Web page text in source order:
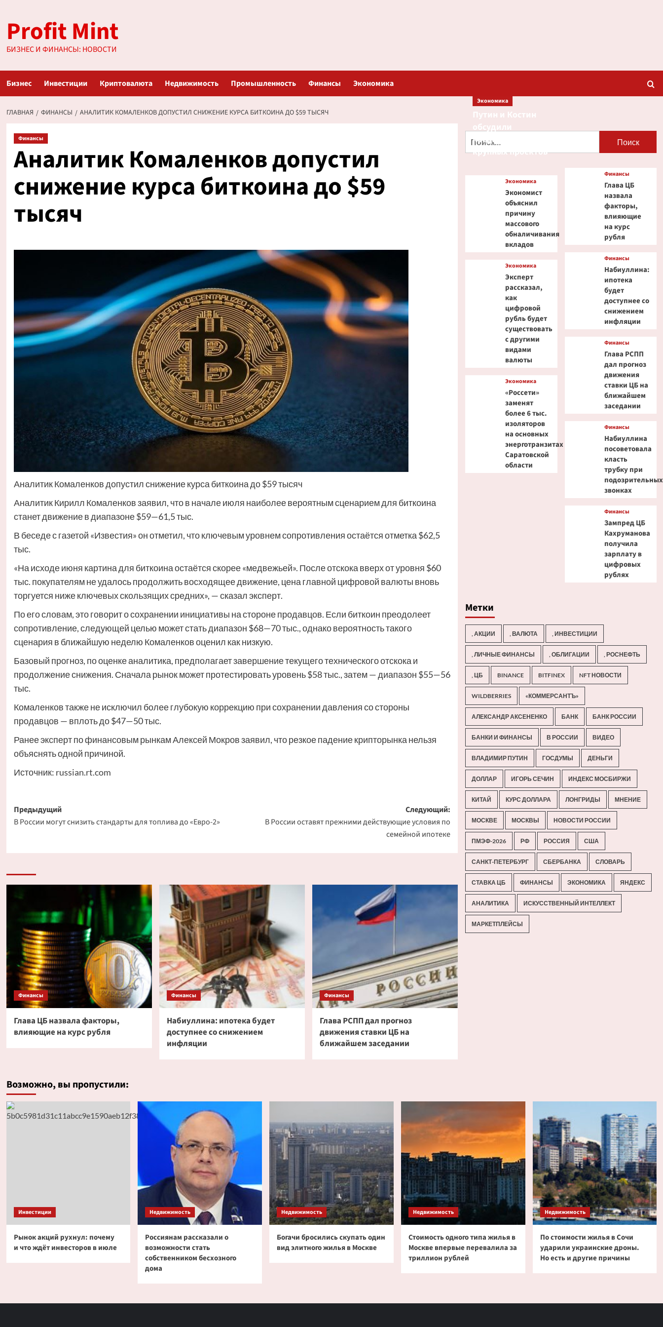
содержимому
Profit Mint
БИЗНЕС И ФИНАНСЫ: НОВОСТИ
Бизнес Инвестиции Криптовалюта Недвижимость Промышленность Финансы Экономика
ГЛАВНАЯ ФИНАНСЫ АНАЛИТИК КОМАЛЕНКОВ ДОПУСТИЛ СНИЖЕНИЕ КУРСА БИТКОИНА ДО $59 ТЫСЯЧ
Финансы
Аналитик Комаленков допустил
снижение курса биткоина до $59
тысяч
Аналитик Комаленков допустил снижение курса биткоина до $59 тысяч
Аналитик Кирилл Комаленков заявил, что в начале июля наиболее вероятным сценарием для биткоина
станет движение в диапазоне $59—61,5 тыс.
В беседе с газетой «Известия» он отметил, что ключевым уровнем сопротивления остаётся отметка $62,5
тыс.
«На исходе июня картина для биткоина остаётся скорее «медвежьей». После отскока вверх от уровня $60
тыс. покупателям не удалось продолжить восходящее движение, цена главной цифровой валюты вновь
торгуется ниже ключевых скользящих средних», — сказал эксперт.
По его словам, это говорит о сохранении инициативы на стороне продавцов. Если биткоин преодолеет
сопротивление, следующей целью может стать диапазон $68—70 тыс., однако вероятность такого
сценария в ближайшую неделю Комаленков оценил как низкую.
Базовый прогноз, по оценке аналитика, предполагает завершение текущего технического отскока и
продолжение снижения. Сначала рынок может протестировать уровень $58 тыс., затем — диапазон $55—56
тыс.
Комаленков также не исключил более глубокую коррекцию при сохранении давления со стороны
продавцов — вплоть до $47—50 тыс.
Ранее эксперт по финансовым рынкам Алексей Мокров заявил, что резкое падение крипторынка нельзя
объяснять одной причиной.
Источник: russian.rt.com
Навигация
записи
Предыдущий
В России могут снизить стандарты для топлива до «Евро-2»
Следующий:
В России оставят прежними действующие условия по
семейной ипотеке
Финансы
Глава ЦБ назвала факторы,
влияющие на курс рубля
Финансы
Набиуллина: ипотека будет
доступнее со снижением
инфляции
Финансы
Глава РСПП дал прогноз
движения ставки ЦБ на
ближайшем заседании
Экономика
кредитование
крупных проектов
Экономика
Экономист
объяснил
причину
массового
обналичивания
вкладов
Экономика
Эксперт
рассказал,
как
цифровой
рубль будет
существовать
с другими
видами
валюты
Экономика
«Россети»
заменят
более 6 тыс.
изоляторов
на основных
энерготранзитах
Саратовской
области
Финансы
Глава ЦБ
назвала
факторы,
влияющие
на курс
рубля
Финансы
Набиуллина:
ипотека
будет
доступнее со
снижением
инфляции
Финансы
Глава РСПП
дал прогноз
движения
ставки ЦБ на
ближайшем
заседании
Финансы
Набиуллина
посоветовала
класть
трубку при
подозрительных
звонках
Финансы
Зампред ЦБ
Кахруманова
получила
зарплату в
цифровых
рублях
Метки
, АКЦИИ , ВАЛЮТА , ИНВЕСТИЦИИ
, ЛИЧНЫЕ ФИНАНСЫ , ОБЛИГАЦИИ , РОСНЕФТЬ
, ЦБ BINANCE BITFINEX NFT НОВОСТИ
WILDBERRIES «КОММЕРСАНТЪ»
АЛЕКСАНДР АКСЕНЕНКО БАНК БАНК РОССИИ
БАНКИ И ФИНАНСЫ В РОССИИ ВИДЕО
ВЛАДИМИР ПУТИН ГОСДУМЫ ДЕНЬГИ
ДОЛЛАР ИГОРЬ СЕЧИН ИНДЕКС МОСБИРЖИ
КИТАЙ КУРС ДОЛЛАРА ЛОНГРИДЫ МНЕНИЕ
МОСКВЕ МОСКВЫ НОВОСТИ РОССИИ
ПМЭФ-2026 РФ РОССИЯ США
САНКТ-ПЕТЕРБУРГ СБЕРБАНКА СЛОВАРЬ
СТАВКА ЦБ ФИНАНСЫ ЭКОНОМИКА ЯНДЕКС
АНАЛИТИКА ИСКУССТВЕННЫЙ ИНТЕЛЛЕКТ
МАРКЕТПЛЕЙСЫ
Возможно, вы пропустили:
Инвестиции
Рынок акций рухнул: почему
и что ждёт инвесторов в июле
Недвижимость
Россиянам рассказали о
возможности стать
собственником бесхозного
дома
Недвижимость
Богачи бросились скупать один
вид элитного жилья в Москве
Недвижимость
Стоимость одного типа жилья в
Москве впервые перевалила за
триллион рублей
Недвижимость
По стоимости жилья в Сочи
ударили украинские дроны.
Но есть и другие причины